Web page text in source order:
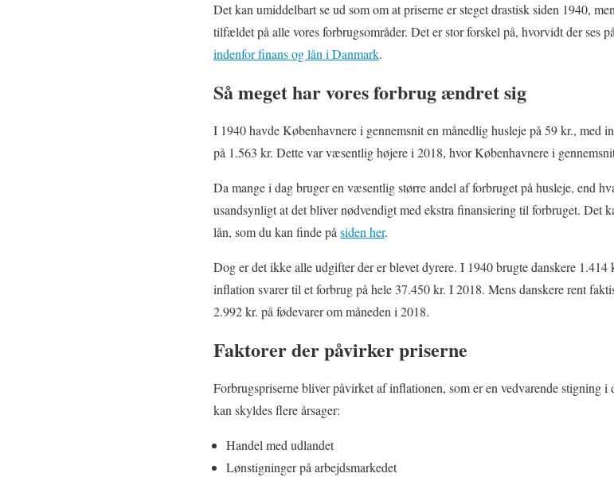
Det kan umiddelbart se ud som om at priserne er steget drastisk siden 1940,
tilfældet på alle vores forbrugsområder. Det er stor forskel på, hvorvidt der ses
indenfor finans og lån i Danmark.
Så meget har vores forbrug ændret sig
I 1940 havde Københavnere i gennemsnit en månedlig husleje på 59 kr., med
på 1.563 kr. Dette var væsentlig højere i 2018, hvor Københavnere i
Da mange i dag bruger en væsentlig større andel af forbruget på husleje, end
usandsynligt at det bliver nødvendigt med ekstra finansiering til forbruget. Det
lån, som du kan finde på siden her.
Dog er det ikke alle udgifter der er blevet dyrere. I 1940 brugte danskere
inflation svarer til et forbrug på hele 37.450 kr. I 2018. Mens danskere rent
2.992 kr. på fødevarer om måneden i 2018.
Faktorer der påvirker priserne
Forbrugspriserne bliver påvirket af inflationen, som er en vedvarende stigning
kan skyldes flere årsager:
Handel med udlandet
Lønstigninger på arbejdsmarkedet